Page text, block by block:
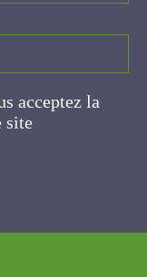
acceptez la
site